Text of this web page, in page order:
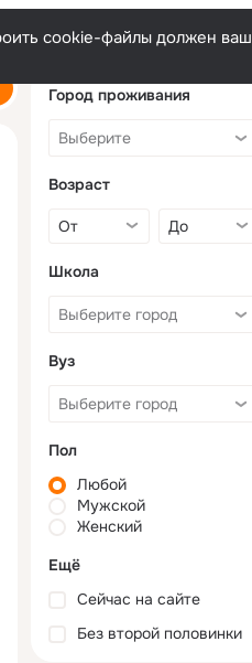
cookie-файлы должен ваш
Город проживания
Возраст
Школа
Вуз
Пол
Любой
Мужской
Женский
Ещё
Сейчас на сайте
Без второй половинки